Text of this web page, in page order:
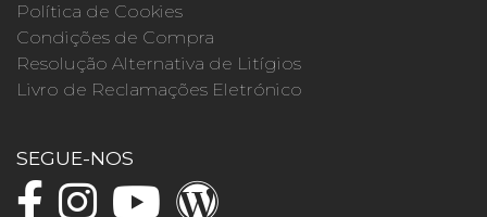
Política de Cookies
Condições de Compra
Resolução Alternativa de Litígios
Livro de Reclamações Eletrónico
SEGUE-NOS